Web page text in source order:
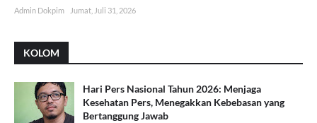
Admin Dokpim Jumat, Juli 31, 2026
KOLOM
Hari Pers Nasional Tahun 2026: Menjaga
Kesehatan Pers, Menegakkan Kebebasan yang
Bertanggung Jawab